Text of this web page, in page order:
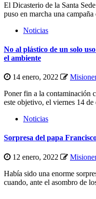
El Dicasterio de la Santa
puso en marcha una campaña
Noticias
No al plástico de un solo
el ambiente
14 enero, 2022
Poner fin a la contaminación
este objetivo, el viernes 14 de
Noticias
Sorpresa del papa
12 enero, 2022
Había sido una enorme
cuando, ante el asombro de